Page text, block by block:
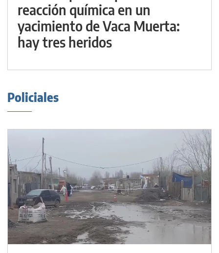
reacción química en un
yacimiento de Vaca Muerta:
hay tres heridos
Policiales